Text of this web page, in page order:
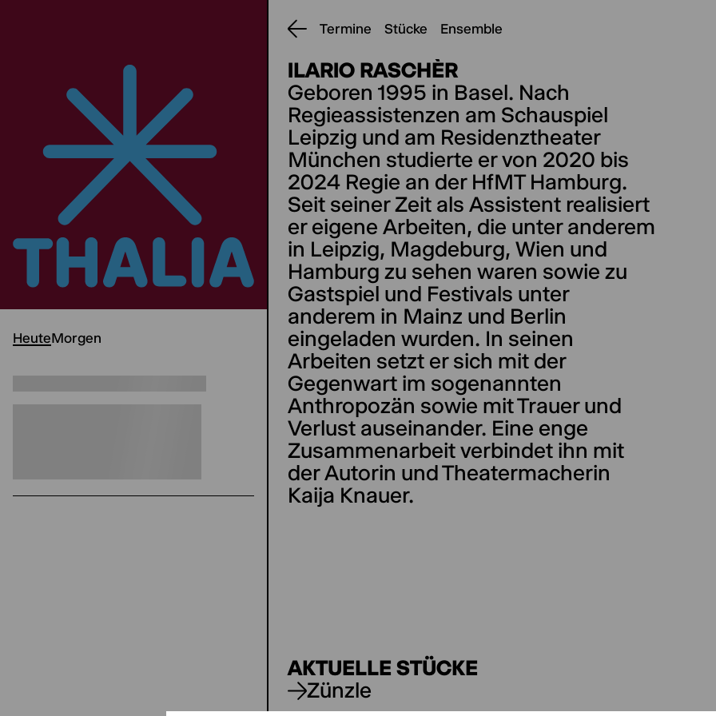
HeuteMorgen
Termine Stücke Ensemble
ILARIO RASCHÈR
Geboren 1995 in Basel. Nach
Regieassistenzen am Schauspiel
Leipzig und am Residenztheater
München studierte er von 2020 bis
2024 Regie an der HfMT Hamburg.
Seit seiner Zeit als Assistent realisiert
er eigene Arbeiten, die unter anderem
in Leipzig, Magdeburg, Wien und
Hamburg zu sehen waren sowie zu
Gastspiel und Festivals unter
anderem in Mainz und Berlin
eingeladen wurden. In seinen
Arbeiten setzt er sich mit der
Gegenwart im sogenannten
Anthropozän sowie mit Trauer und
Verlust auseinander. Eine enge
Zusammenarbeit verbindet ihn mit
der Autorin und Theatermacherin
Kaija Knauer.
AKTUELLE STÜCKE
Zünzle